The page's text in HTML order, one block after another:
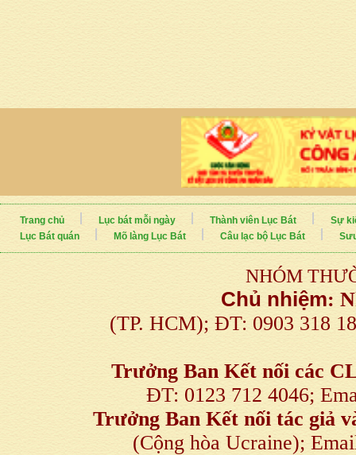
Trang chủ Lục bát mỗi ngày Thành viên Lục Bát
Sự
Lục Bát quán
Mõ làng Lục Bát Câu lạc bộ Lục Bát
NHÓM
Chủ nhiệm:
(TP. HCM); ĐT: 0903 318
Trưởng Ban Kết nối các
ĐT: 0123 712 4046;
Trưởng Ban Kết nối tác giả
(Cộng hòa Ucraine);